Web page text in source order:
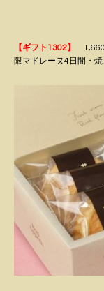
【ギフト1302】
限マドレーヌ4日間・